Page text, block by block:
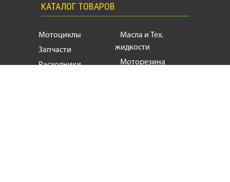
КАТАЛОГ ТОВАРОВ
Мотоциклы
Запчасти
Расходники
Масла и Тех.
жидкости
Моторезина